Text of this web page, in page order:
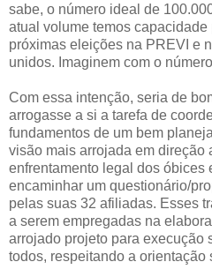
sabe, o número ideal de
atual volume temos
próximas eleições na PREVI e
unidos. Imaginem com o
Com essa intenção, seria de
arrogasse a si a tarefa de
fundamentos de um bem
visão mais arrojada em direção
enfrentamento legal dos óbices
encaminhar um questionário/
pelas suas 32 afiliadas. Esses
a serem empregadas na
arrojado projeto para execução
todos, respeitando a orientação